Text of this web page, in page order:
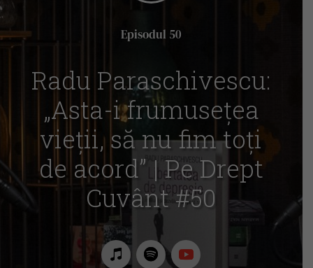
Episodul 50
Radu Paraschivescu:
„Asta-i frumusețea
vieții, să nu fim toți
de acord” | Pe Drept
Cuvânt #50